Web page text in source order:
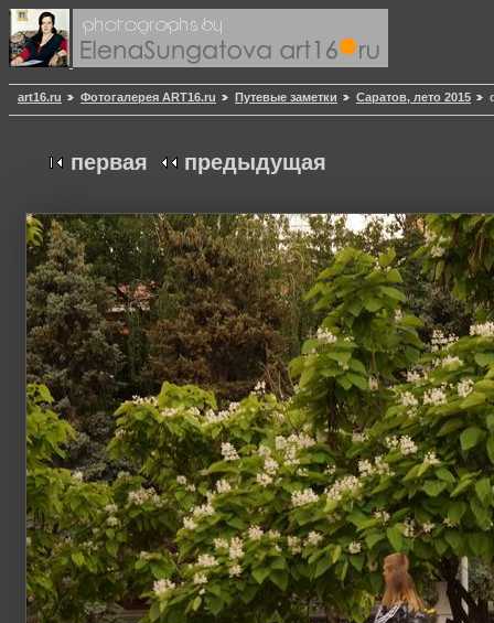
art16.ru Фотогалерея ART16.ru Путевые заметки Саратов, лето 2015
первая предыдущая